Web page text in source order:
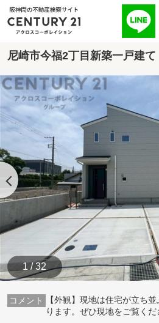
尼崎市今福2丁目新築一戸建て
【外観】現地は住宅が立ち
ります。ぜひ現地をご覧くだ
1 / 32